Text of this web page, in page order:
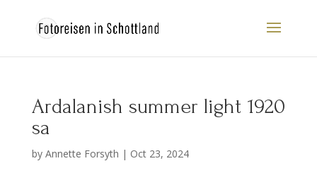
Ardalanish summer light 1920
sa
by Annette Forsyth | Oct 23, 2024